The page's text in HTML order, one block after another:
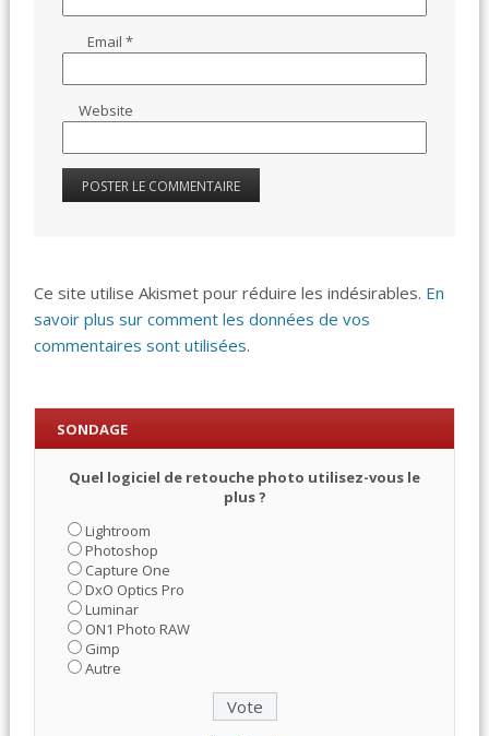
Email*
Website
Ce site utilise Akismet pour réduire les indésirables. En
savoir plus sur comment les données de vos
commentaires sont utilisées.
SONDAGE
Quel logiciel de retouche photo utilisez-vous le
plus ?
Lightroom
Photoshop
Capture One
DxO Optics Pro
Luminar
ON1 Photo RAW
Gimp
Autre